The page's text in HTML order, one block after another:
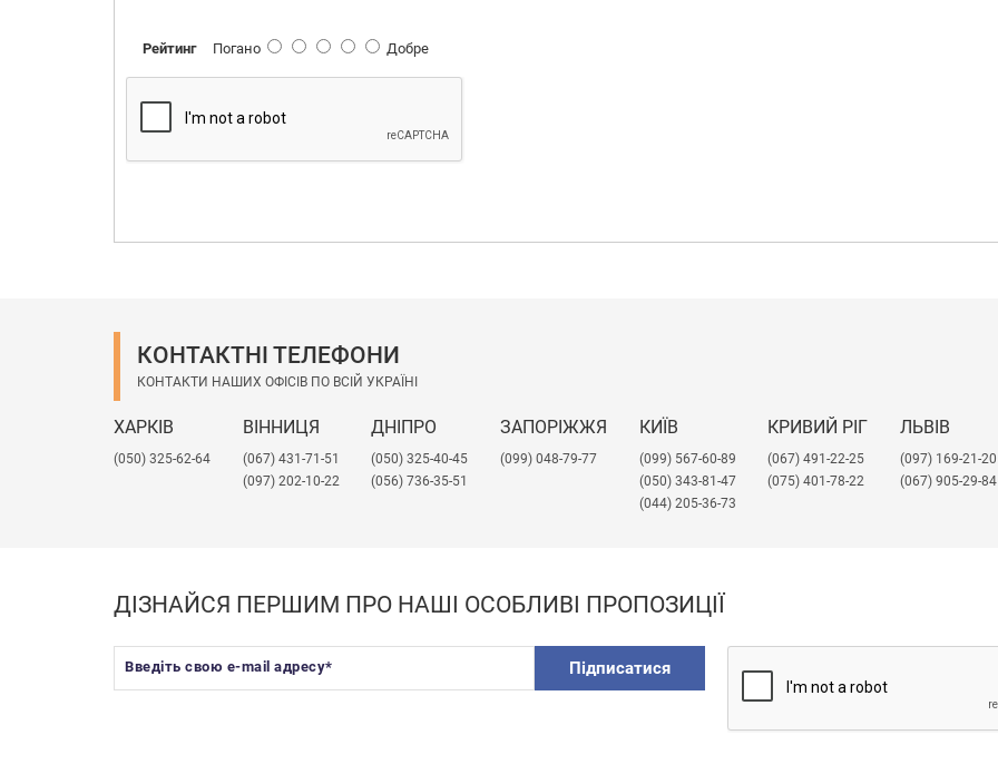
РейтингПогано Добре
КОНТАКТНІ ТЕЛЕФОНИ
КОНТАКТИ НАШИХ ОФІСІВ ПО ВСІЙ УКРАЇНІ
ХАРКІВ
(050) 325-62-64
ВІННИЦЯ
(067) 431-71-51
(097) 202-10-22
ДНІПРО
(050) 325-40-45
(056) 736-35-51
ЗАПОРІЖЖЯ
(099) 048-79-77
КИЇВ
(099) 567-60-89
(050) 343-81-47
(044) 205-36-73
КРИВИЙ РІГ
(067) 491-22-25
(075) 401-78-22
ЛЬВІВ
​(097) 169-21-20
(067) 905-29-84
ДІЗНАЙСЯ ПЕРШИМ ПРО НАШІ ОСОБЛИВІ ПРОПОЗИЦІЇ
Введіть свою e-mail адресу* Підписатися